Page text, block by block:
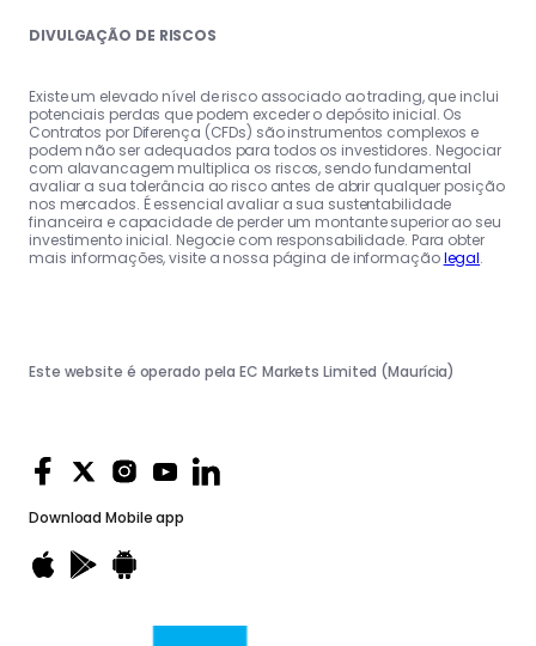
DIVULGAÇÃO DE RISCOS
Existe um elevado nível de risco associado ao trading, que inclui
potenciais perdas que podem exceder o depósito inicial. Os
Contratos por Diferença (CFDs) são instrumentos complexos e
podem não ser adequados para todos os investidores. Negociar
com alavancagem multiplica os riscos, sendo fundamental
avaliar a sua tolerância ao risco antes de abrir qualquer posição
nos mercados. É essencial avaliar a sua sustentabilidade
financeira e capacidade de perder um montante superior ao seu
investimento inicial. Negocie com responsabilidade. Para obter
mais informações, visite a nossa página de informaçãolegal.
Download Mobile app
Este website é operado pela EC Markets Limited (Maurícia)